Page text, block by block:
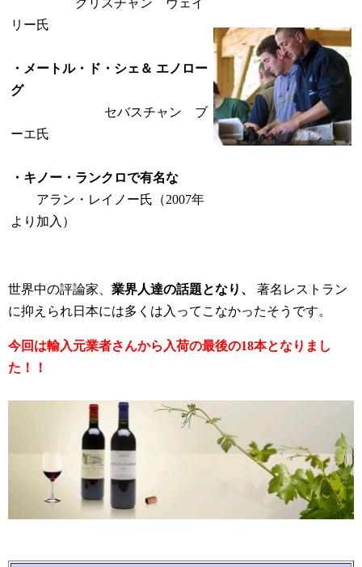
リー氏
・メートル・ド・シェ＆ エノロー
グ
セバスチャン ブ
ーエ氏
・キノー・ランクロで有名な
アラン・レイノー氏（2007年
より加入）
世界中の評論家、 業界人達の話題となり、
著名レストラン
に抑えられ日本には多くは入ってこなかったそうです。
今回は輸入元業者さんから入荷の最後の18本となりまし
た！！